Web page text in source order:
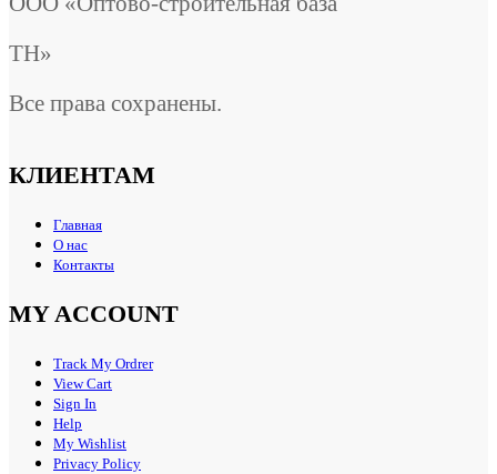
ТН»
Все права сохранены.
КЛИЕНТАМ
Главная
О нас
Контакты
MY ACCOUNT
Track My Ordrer
View Cart
Sign In
Help
My Wishlist
Privacy Policy